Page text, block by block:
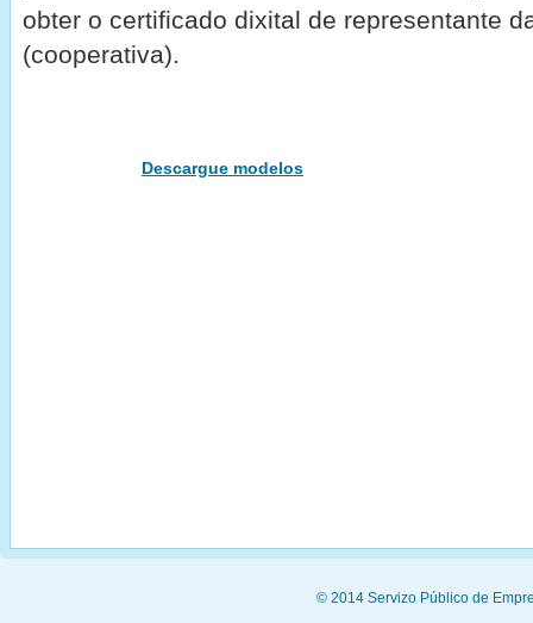
obter o certificado dixital de representante
(cooperativa).
Descargue modelos
© 2014 Servizo Público de